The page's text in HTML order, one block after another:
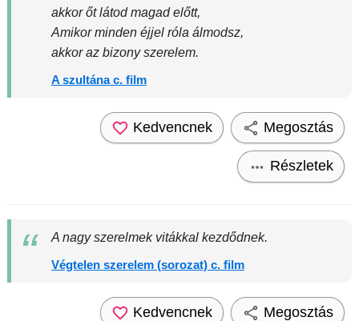
akkor őt látod magad előtt,
Amikor minden éjjel róla álmodsz,
akkor az bizony szerelem.
A szultána c. film
Kedvencnek Megosztás
Részletek
A nagy szerelmek vitákkal kezdődnek.
Végtelen szerelem (sorozat) c. film
Kedvencnek Megosztás